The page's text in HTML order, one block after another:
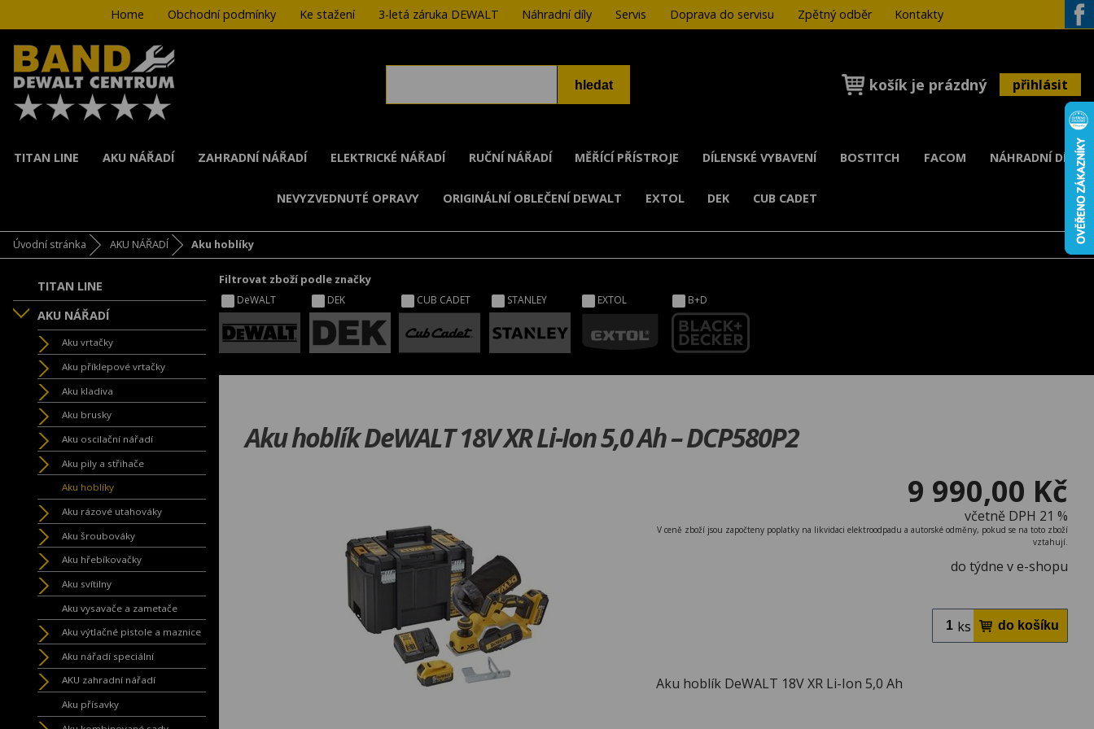
Home Obchodní podmínky Ke stažení 3-letá záruka DEWALT Náhradní díly Servis Doprava do servisu Zpětný odběr
Kontakty
košík je prázdný přihlásit
TITAN LINE AKU NÁŘADÍ ZAHRADNÍ NÁŘADÍ ELEKTRICKÉ NÁŘADÍ RUČNÍ NÁŘADÍ MĚŘÍCÍ PŘÍSTROJE DÍLENSKÉ VYBAVENÍ BOSTITCH FACOM NÁHRADNÍ DÍLY
NEVYZVEDNUTÉ OPRAVY ORIGINÁLNÍ OBLEČENÍ DEWALT EXTOL DEK CUB CADET
Úvodní stránka AKU NÁŘADÍ Aku hoblíky
TITAN LINE
AKU NÁŘADÍ
Aku vrtačky
Aku příklepové vrtačky
Aku kladiva
Aku brusky
Aku oscilační nářadí
Aku pily a střihače
Aku hoblíky
Aku rázové utahováky
Aku šroubováky
Aku hřebíkovačky
Aku svítilny
Aku vysavače a zametače
Aku výtlačné pistole a maznice
Aku nářadí speciální
AKU zahradní nářadí
Aku přísavky
Filtrovat zboží podle značky
DeWALT DEK CUB CADET STANLEY EXTOL B+D
Aku hoblík DeWALT 18V XR Li-Ion 5,0 Ah – DCP580P2
9 990,00 Kč
včetně DPH 21 %
V ceně zboží jsou započteny poplatky na likvidaci elektroodpadu a autorské odměny, pokud se na toto zboží
vztahují.
do týdne v e-shopu
ks
Aku hoblík DeWALT 18V XR Li-Ion 5,0 Ah